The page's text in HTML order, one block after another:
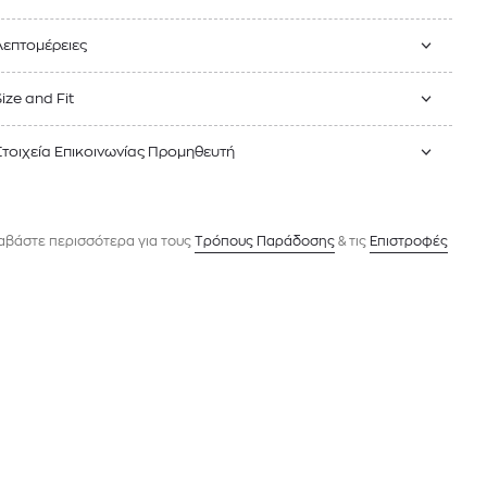
and Fit
Επικοινωνίας Προμηθευτή
περισσότερα για τους Tρόπους Παράδοσης & τις Επιστροφές